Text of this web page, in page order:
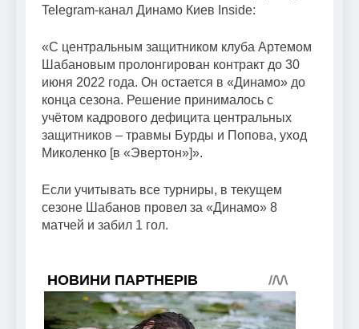
Telegram-канал Динамо Киев Inside:
«С центральным защитником клуба Артемом
Шабановым пролонгирован контракт до 30
июня 2022 года. Он остается в «Динамо» до
конца сезона. Решение принималось с
учётом кадрового дефицита центральных
защитников – травмы Бурды и Попова, уход
Миколенко [в «Эвертон»]».
Если учитывать все турниры, в текущем
сезоне Шабанов провел за «Динамо» 8
матчей и забил 1 гол.